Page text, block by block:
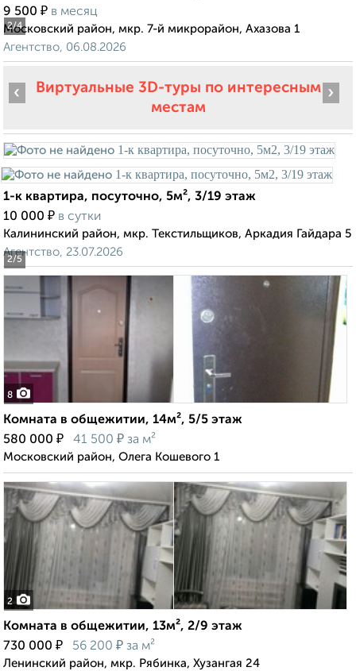
2/4
9 500 ₽ в месяц
Московский район, мкр. 7-й микрорайон, Ахазова 1
Агентство, 06.08.2026
Виртуальные 3D-туры по интересным
местам
2/5
‹ ›
1-к квартира, посуточно, 5м², 3/19 этаж
10 000 ₽ в сутки
Калининский район, мкр. Текстильщиков, Аркадия Гайдара 5
Агентство, 23.07.2026
8
Комната в общежитии, 14м², 5/5 этаж
580 000 ₽ 41 500 ₽ за м²
Московский район, Олега Кошевого 1
2
Комната в общежитии, 13м², 2/9 этаж
730 000 ₽ 56 200 ₽ за м²
Ленинский район, мкр. Рябинка, Хузангая 24